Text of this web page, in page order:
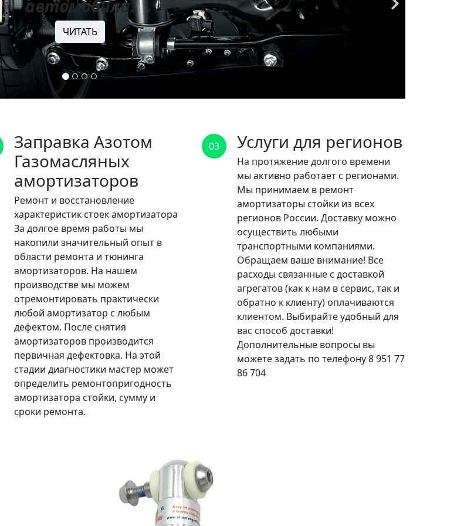
автомобили.
ЧИТАТЬ
Заправка Азотом
Газомасляных
амортизаторов
Ремонт и восстановление
характеристик стоек амортизатора
За долгое время работы мы
накопили значительный опыт в
области ремонта и тюнинга
амортизаторов. На нашем
производстве мы можем
отремонтировать практически
любой амортизатор с любым
дефектом. После снятия
амортизаторов производится
первичная дефектовка. На этой
стадии диагностики мастер может
определить ремонтопригодность
амортизатора стойки, сумму и
сроки ремонта.
03 Услуги для регионов
На протяжение долгого времени
мы активно работает с регионами.
Мы принимаем в ремонт
амортизаторы стойки из всех
регионов России. Доставку можно
осуществить любыми
транспортными компаниями.
Обращаем ваше внимание! Все
расходы связанные с доставкой
агрегатов (как к нам в сервис, так и
обратно к клиенту) оплачиваются
клиентом. Выбирайте удобный для
вас способ доставки!
Дополнительные вопросы вы
можете задать по телефону 8 951 77
86 704